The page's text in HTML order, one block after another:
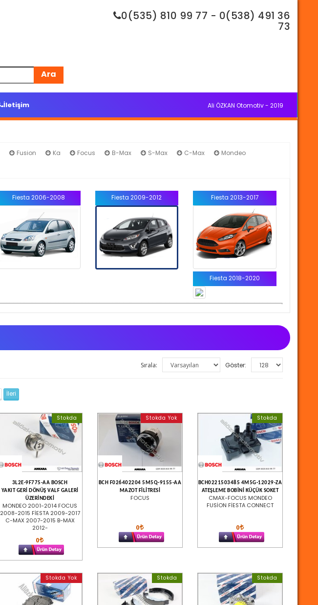
0(535) 810 99 77 - 0(538) 491 36
73
Ara
İletişim Ali ÖZKAN Otomotiv - 2019
Fusion Ka Focus B-Max S-Max C-Max
Mondeo
Fiesta 2006-2008 Fiesta 2009-2012 Fiesta 2013-2017
Fiesta 2018-2020
Göster:
Sırala:
İleri
Stokda
3L2E-9F775-AA BOSCH
YAKIT GERİ DÖNÜŞ VALF GALERİ
ÜZERİNDEKİ
MONDEO 2001-2014 FOCUS
2008-2015 FİESTA 2009-2017
C-MAX 2007-2015 B-MAX
2012-
0
Stokda Yok
BCH F026402204 5M5Q-9155-AA
MAZOT FİLİTRESİ
FOCUS
0
Stokda
BCH0221503485 4M5G-12029-ZA
ATEŞLEME BOBİNİ KÜÇÜK SOKET
CMAX-FOCUS MONDEO
FUSİON FİESTA CONNECT
0
Stokda Yok Stokda Stokda